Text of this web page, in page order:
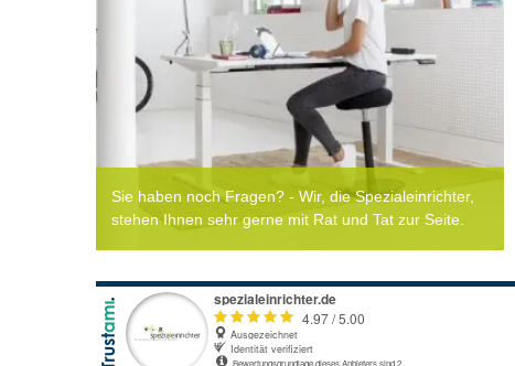
Sie haben noch Fragen? - Wir, die Spezialeinrichter,
stehen Ihnen sehr gerne mit Rat und Tat zur Seite.